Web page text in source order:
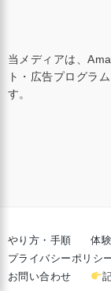
当メディアは、
ト・広告プログラ
す。
やり方・手順 体
プライバシーポリシ
お問い合わせ